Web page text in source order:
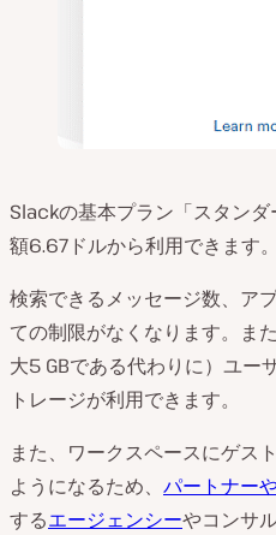
Slackの基本プラン「スタン
額6.67ドルから利用できます。
検索できるメッセージ数、ア
ての制限がなくなります。ま
大5 GBである代わりに）ユー
トレージが利用できます。
また、ワークスペースにゲス
ようになるため、 パートナー
するエージェンシーやコンサ